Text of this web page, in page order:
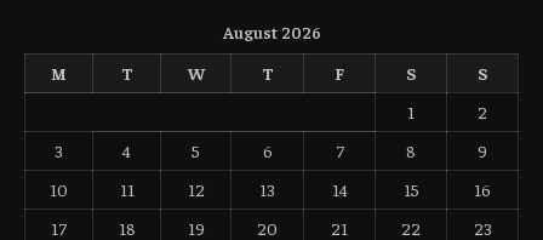
August 2026
M
T W T F S
S
1
2
3
4 5 6 7 8
9
10
11 12 13 14 15
16
17
18 19 20 21 22
23